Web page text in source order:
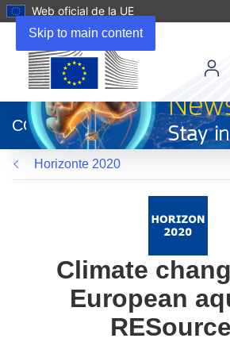
Skip to main content
Web oficial de la UE
abrirá
en
una
nueva
ventana)
CORDIS
Horizonte 2020
Climate
European